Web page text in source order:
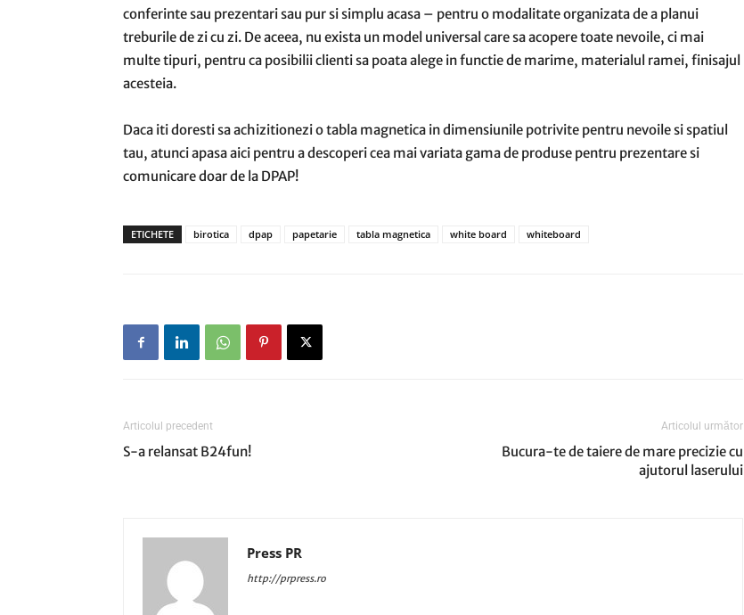
conferinte sau prezentari sau pur si simplu acasa – pentru o modalitate organizata de a planui
treburile de zi cu zi. De aceea, nu exista un model universal care sa acopere toate nevoile, ci mai
multe tipuri, pentru ca posibilii clienti sa poata alege in functie de marime, materialul ramei, finisajul
acesteia.
Daca iti doresti sa achizitionezi o tabla magnetica in dimensiunile potrivite pentru nevoile si spatiul
tau, atunci apasa aici pentru a descoperi cea mai variata gama de produse pentru prezentare si
comunicare doar de la DPAP!
ETICHETE birotica dpap papetarie tabla magnetica white board whiteboard
Articolul precedent
S-a relansat B24fun!
Articolul următor
Bucura-te de taiere de mare precizie cu
ajutorul laserului
Press PR
http://prpress.ro